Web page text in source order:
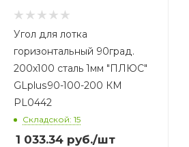
Угол для лотка
горизонтальный 90град.
200х100 сталь 1мм "ПЛЮС"
GLplus90-100-200 КМ
PL0442
Складской: 15
1 033.34руб./шт